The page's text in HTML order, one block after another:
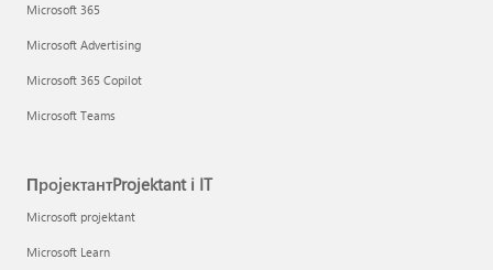
Microsoft 365
Microsoft Advertising
Microsoft 365 Copilot
Microsoft Teams
ПројектантProjektant i IT
Microsoft projektant
Microsoft Learn